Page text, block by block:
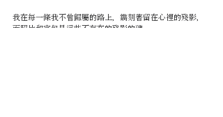
我在每一條我不曾歸屬的路上，鐫刻著留在心裡的殘影，
而照片和字句是這些不存在的殘影的碑。